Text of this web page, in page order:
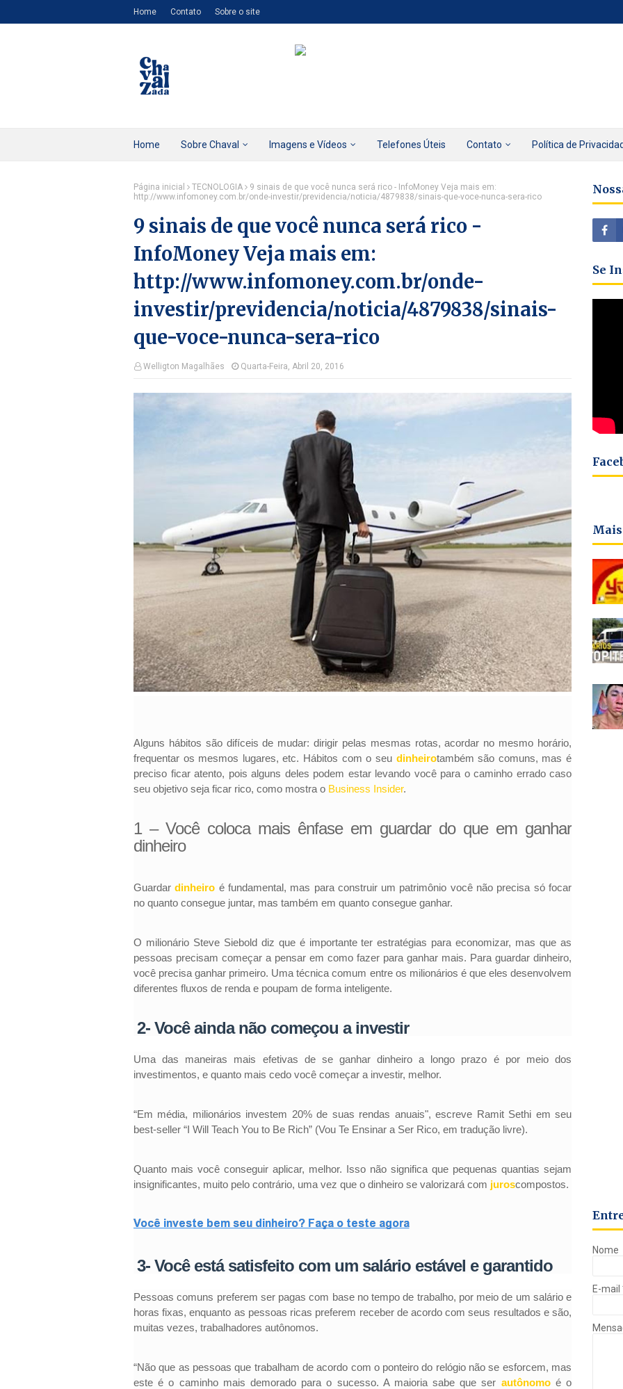
Home Contato Sobre o site
Home Sobre Chaval Imagens e Vídeos Telefones Úteis Contato Política de
Página inicial TECNOLOGIA
9 sinais de que você nunca será rico - InfoMoney Veja mais em:
http://www.infomoney.com.br/onde-investir/previdencia/noticia/4879838/sinais-que-voce-nunca-sera-rico
9 sinais de que você nunca será rico -
InfoMoney Veja mais em:
http://www.infomoney.com.br/onde-
investir/previdencia/noticia/4879838/sinais-
que-voce-nunca-sera-rico
Welligton Magalhães Quarta-Feira, Abril 20, 2016
Alguns hábitos são difíceis de mudar: dirigir pelas mesmas rotas, acordar no mesmo horário,
frequentar os mesmos lugares, etc. Hábitos com o seu dinheirotambém são comuns, mas é
preciso ficar atento, pois alguns deles podem estar levando você para o caminho errado caso
seu objetivo seja ficar rico, como mostra o Business Insider.
1 – Você coloca mais ênfase em guardar do que em ganhar
dinheiro
Guardardinheiro é fundamental, mas para construir um patrimônio você não precisa só focar
no quanto consegue juntar, mas também em quanto consegue ganhar.
O milionário Steve Siebold diz que é importante ter estratégias para economizar, mas que as
pessoas precisam começar a pensar em como fazer para ganhar mais. Para guardar dinheiro,
você precisa ganhar primeiro. Uma técnica comum entre os milionários é que eles desenvolvem
diferentes fluxos de renda e poupam de forma inteligente.
2- Você ainda não começou a investir
Uma das maneiras mais efetivas de se ganhar dinheiro a longo prazo é por meio dos
investimentos, e quanto mais cedo você começar a investir, melhor.
“Em média, milionários investem 20% de suas rendas anuais", escreve Ramit Sethi em seu
best-seller “I Will Teach You to Be Rich” (Vou Te Ensinar a Ser Rico, em tradução livre).
Quanto mais você conseguir aplicar, melhor. Isso não significa que pequenas quantias sejam
insignificantes, muito pelo contrário, uma vez que o dinheiro se valorizará com juroscompostos.
3- Você está satisfeito com um salário estável e garantido
Pessoas comuns preferem ser pagas com base no tempo de trabalho, por meio de um salário e
horas fixas, enquanto as pessoas ricas preferem receber de acordo com seus resultados e são,
muitas vezes, trabalhadores autônomos.
“Não que as pessoas que trabalham de acordo com o ponteiro do relógio não se esforcem, mas
este é o caminho mais demorado para o sucesso. A maioria sabe que ser autônomoé o
Se
Nome
E-mail